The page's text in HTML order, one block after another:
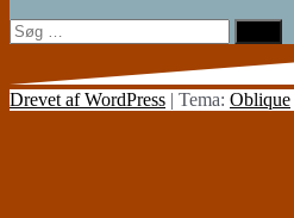
Søg
efter:
Drevet af WordPress | Tema: Oblique